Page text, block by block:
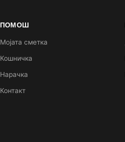
ПОМОШ
Мојата сметка
Кошничка
Нарачка
Контакт